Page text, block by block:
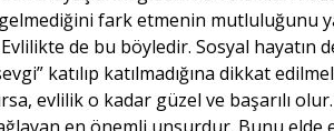
fark etmenin mutluluğunu
de bu böyledir. Sosyal
katılıp katılmadığına dikkat
evlilik o kadar güzel ve başarılı